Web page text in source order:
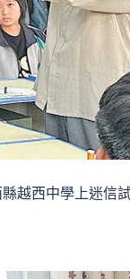
越西中學上迷信